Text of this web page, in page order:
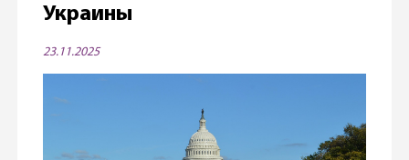
Украины
23.11.2025